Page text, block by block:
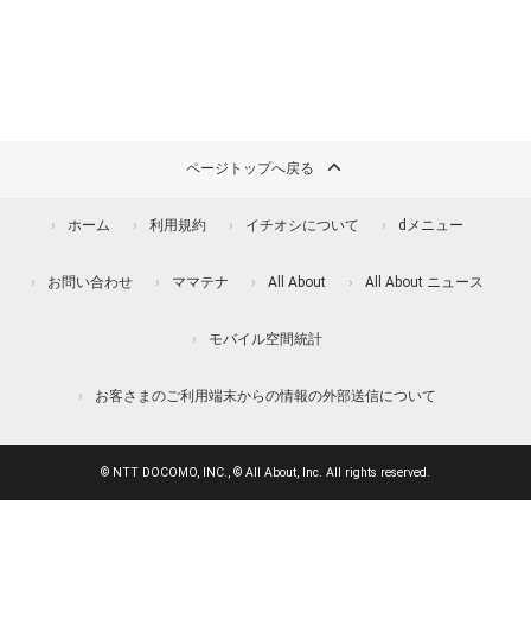
ページトップへ戻る
ホーム 利用規約 イチオシについて dメニュー
お問い合わせ ママテナ All About All About ニュース
モバイル空間統計
お客さまのご利用端末からの情報の外部送信について
© NTT DOCOMO, INC., © All About, Inc. All rights reserved.